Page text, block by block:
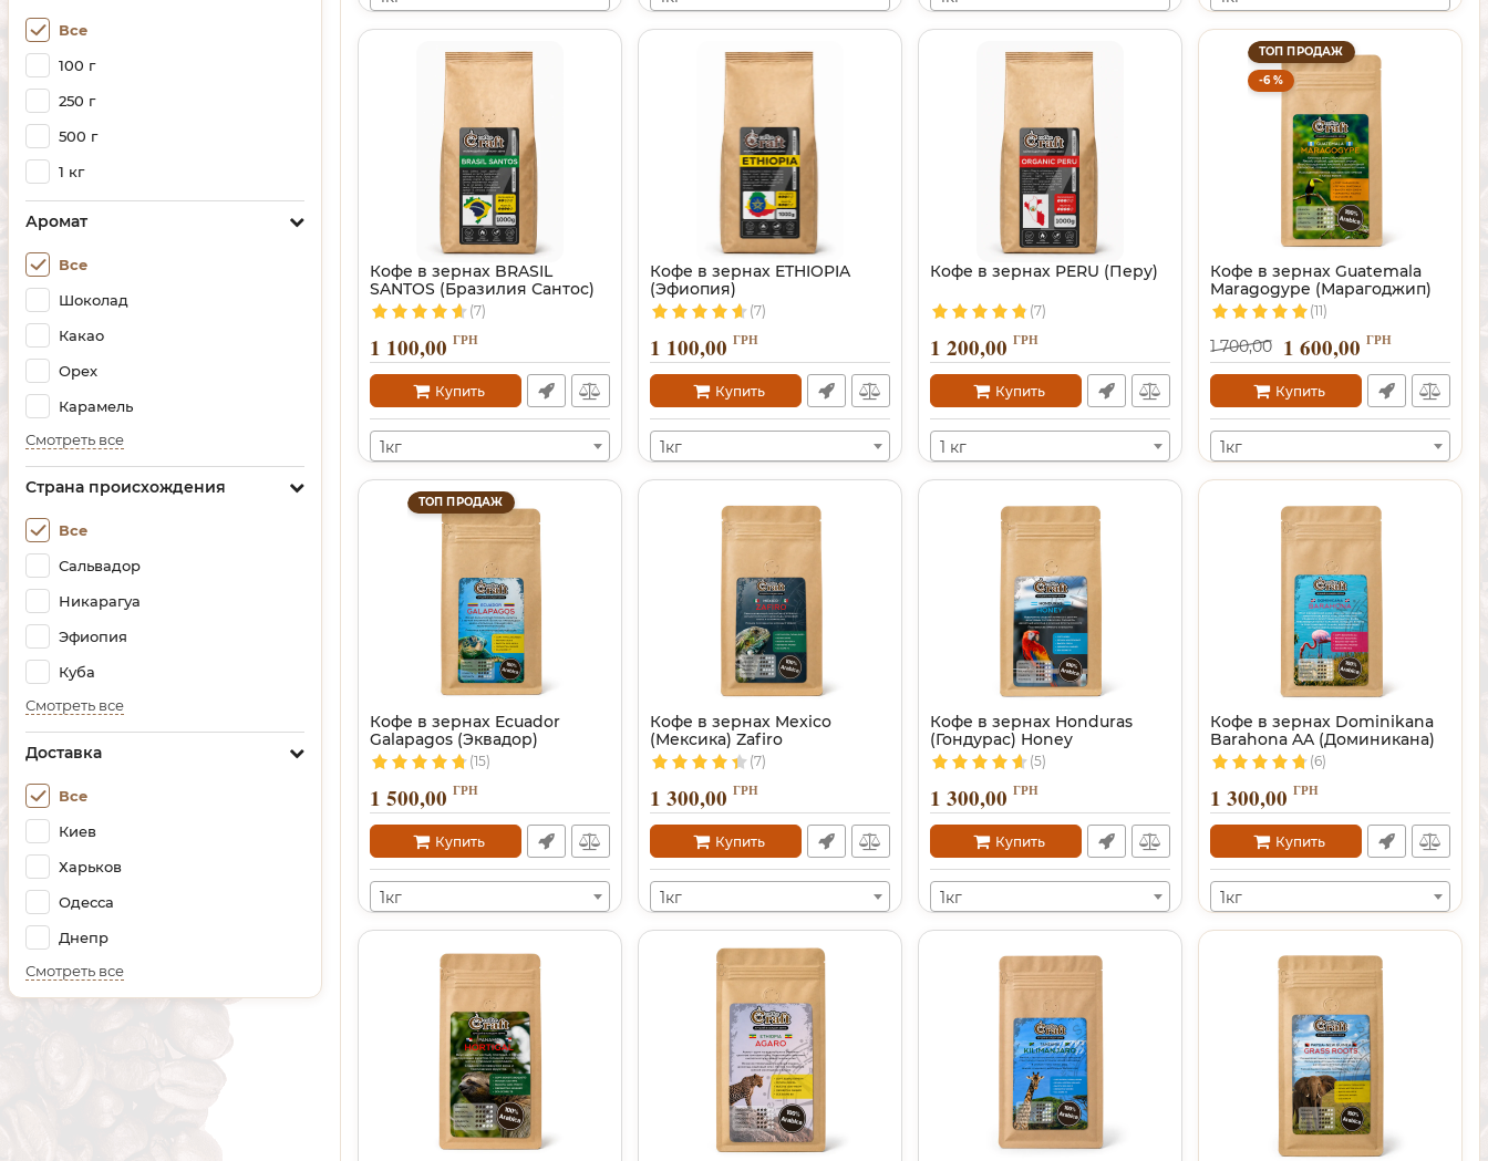
Все
100 г
250 г
500 г
1 кг
Аромат
Все
Шоколад
Какао
Орех
Карамель
Смотреть все
Страна происхождения
Все
Сальвадор
Никарагуа
Эфиопия
Куба
Смотреть все
Доставка
Все
Киев
Харьков
Одесса
Днепр
Смотреть все
Кофе в зернах BRASIL
SANTOS (Бразилия Сантос)
(7)
1 100,00 ГРН
Купить
1кг
Кофе в зернах ETHIOPIA
(Эфиопия)
(7)
1 100,00 ГРН
Купить
1кг
Кофе в зернах PERU (Перу)
(7)
1 200,00 ГРН
Купить
1 кг
ТОП ПРОДАЖ
-6 %
Кофе в зернах Guatemala
Maragogype (Марагоджип)
(11)
1 700,00 1 600,00 ГРН
Купить
1кг
ТОП ПРОДАЖ
Кофе в зернах Ecuador
Galapagos (Эквадор)
(15)
1 500,00 ГРН
Купить
1кг
Кофе в зернах Mexico
(Мексика) Zafiro
(7)
1 300,00 ГРН
Купить
1кг
Кофе в зернах Honduras
(Гондурас) Honey
(5)
1 300,00 ГРН
Купить
1кг
Кофе в зернах Dominikana
Barahona AA (Доминикана)
(6)
1 300,00 ГРН
Купить
1кг